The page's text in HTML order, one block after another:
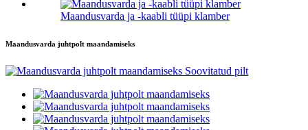
Maandusvarda ja -kaabli tüüpi klamber
Maandusvarda juhtpolt maandamiseks